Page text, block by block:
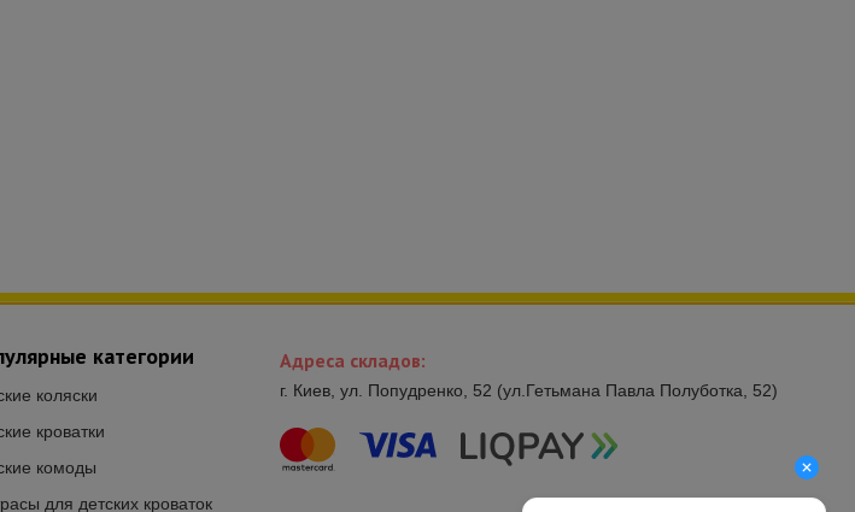
категории
коляски
кроватки
комоды
для детских кроваток
Адреса складов:
г. Киев, ул. Попудренко, 52 (ул.Гетьмана Павла Полуботка, 52)